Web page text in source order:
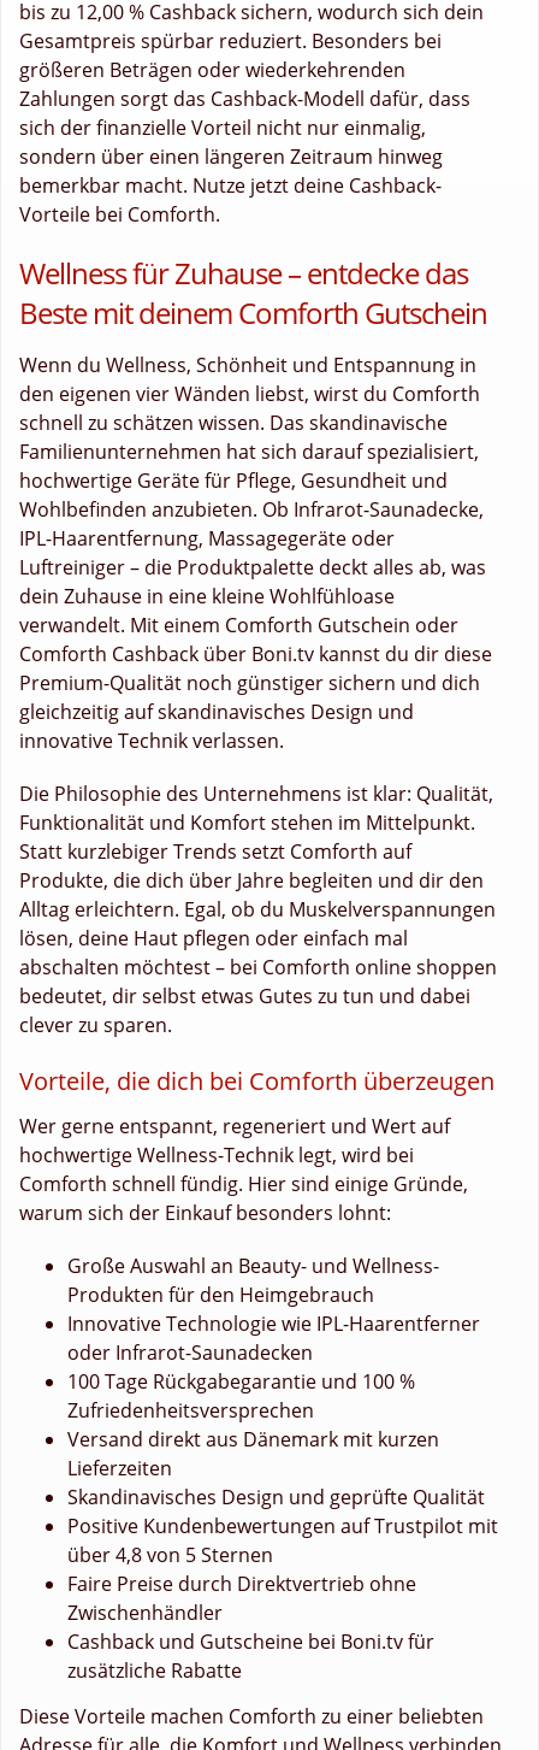
bis zu 12,00 % Cashback sichern, wodurch sich dein
Gesamtpreis spürbar reduziert. Besonders bei
größeren Beträgen oder wiederkehrenden
Zahlungen sorgt das Cashback-Modell dafür, dass
sich der finanzielle Vorteil nicht nur einmalig,
sondern über einen längeren Zeitraum hinweg
bemerkbar macht. Nutze jetzt deine Cashback-
Vorteile bei Comforth.
Wellness für Zuhause – entdecke das
Beste mit deinem Comforth Gutschein
Wenn du Wellness, Schönheit und Entspannung in
den eigenen vier Wänden liebst, wirst du Comforth
schnell zu schätzen wissen. Das skandinavische
Familienunternehmen hat sich darauf spezialisiert,
hochwertige Geräte für Pflege, Gesundheit und
Wohlbefinden anzubieten. Ob Infrarot-Saunadecke,
IPL-Haarentfernung, Massagegeräte oder
Luftreiniger – die Produktpalette deckt alles ab, was
dein Zuhause in eine kleine Wohlfühloase
verwandelt. Mit einem Comforth Gutschein oder
Comforth Cashback über Boni.tv kannst du dir diese
Premium-Qualität noch günstiger sichern und dich
gleichzeitig auf skandinavisches Design und
innovative Technik verlassen.
Die Philosophie des Unternehmens ist klar: Qualität,
Funktionalität und Komfort stehen im Mittelpunkt.
Statt kurzlebiger Trends setzt Comforth auf
Produkte, die dich über Jahre begleiten und dir den
Alltag erleichtern. Egal, ob du Muskelverspannungen
lösen, deine Haut pflegen oder einfach mal
abschalten möchtest – bei Comforth online shoppen
bedeutet, dir selbst etwas Gutes zu tun und dabei
clever zu sparen.
Vorteile, die dich bei Comforth überzeugen
Wer gerne entspannt, regeneriert und Wert auf
hochwertige Wellness-Technik legt, wird bei
Comforth schnell fündig. Hier sind einige Gründe,
warum sich der Einkauf besonders lohnt:
Große Auswahl an Beauty- und Wellness-
Produkten für den Heimgebrauch
Innovative Technologie wie IPL-Haarentferner
oder Infrarot-Saunadecken
100 Tage Rückgabegarantie und 100 %
Zufriedenheitsversprechen
Versand direkt aus Dänemark mit kurzen
Lieferzeiten
Skandinavisches Design und geprüfte Qualität
Positive Kundenbewertungen auf Trustpilot mit
über 4,8 von 5 Sternen
Faire Preise durch Direktvertrieb ohne
Zwischenhändler
Cashback und Gutscheine bei Boni.tv für
zusätzliche Rabatte
Diese Vorteile machen Comforth zu einer beliebten